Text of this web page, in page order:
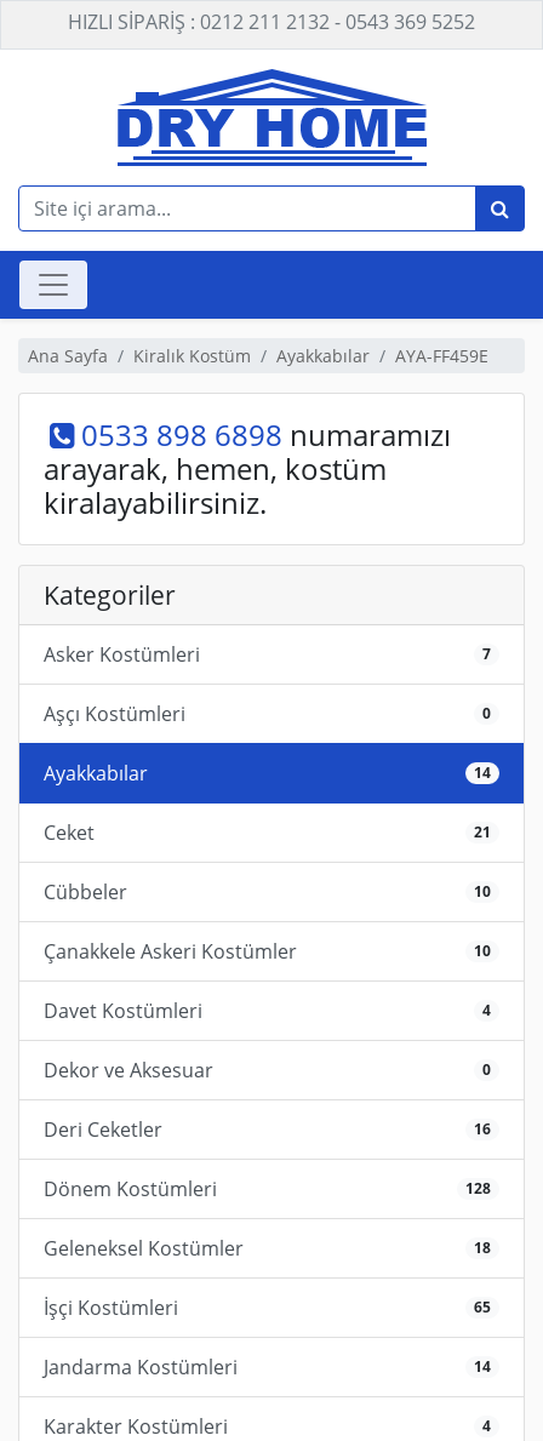
HIZLI SİPARİŞ : 0212 211 2132 - 0543 369 5252
Ana Sayfa Kiralık Kostüm Ayakkabılar AYA-FF459E
0533 898 6898 numaramızı
arayarak, hemen, kostüm
kiralayabilirsiniz.
Kategoriler
Asker Kostümleri 7
Aşçı Kostümleri 0
Ayakkabılar 14
Ceket 21
Cübbeler 10
Çanakkele Askeri Kostümler 10
Davet Kostümleri 4
Dekor ve Aksesuar 0
Deri Ceketler 16
Dönem Kostümleri 128
Geleneksel Kostümler 18
İşçi Kostümleri 65
Jandarma Kostümleri 14
Karakter Kostümleri 4